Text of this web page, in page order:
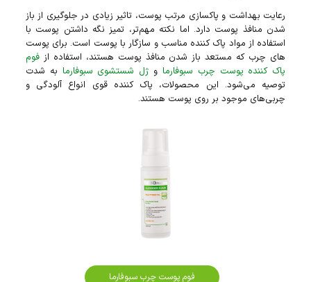
رعایت بهداشت و پاکسازی مرتب پوست، تاثیر زیادی در جلوگیری از باز
شدن منافذ پوست دارد. اما نکته مهم‌تر، تمیز نگه داشتن پوست با
استفاده از مواد پاک کننده مناسب و سازگار با پوست است. برای پوست‌
های چرب که مستعد باز شدن منافذ پوست هستند، استفاده ازفوم
پاک کننده پوست چرب سبوفارما و ژل شستشوی سبوفارما به شدت
توصیه می‌شود. این محصولات، پاک کننده قوی انواع آلودگی و
چربی‌های موجود بر روی پوست هستند.
فوم پوست چرب سبوفارما